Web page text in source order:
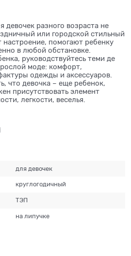
девочек разного возраста не
или городской стильный
помогают ребенку
в любой обстановке.
руководствуйтесь теми де
моде: комфорт,
одежды и аксессуаров.
что девочка – еще ребенок,
присутствовать элемент
легкости, веселья.
для девочек
круглогодичный
ТЭП
на липучке